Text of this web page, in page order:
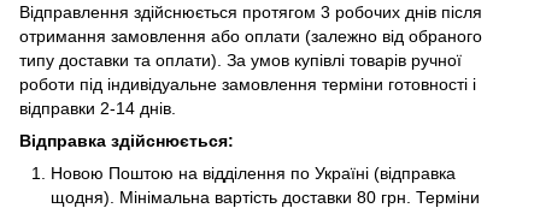
Відправлення здійснюється протягом 3 робочих днів після
отримання замовлення або оплати (залежно від обраного
типу доставки та оплати). За умов купівлі товарів ручної
роботи під індивідуальне замовлення терміни готовності і
відправки 2-14 днів.
Відправка здійснюється:
Новою Поштою на відділення по Україні (відправка
щодня). Мінімальна вартість доставки 80 грн. Терміни